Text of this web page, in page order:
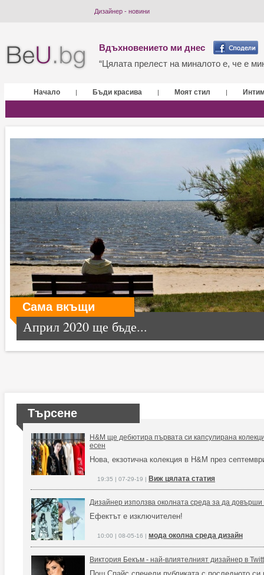
Дизайнер - новини
Вдъхновението ми днес
“Цялата прелест на миналото е, че е
Начало | Бъди красива | Моят стил |
Сама вкъщи
Април 2020 ще бъде...
Търсене
H&M ще дебютира първата си капсулирана
есен
Нова, екзотична колекция в H&M през
19:35 | 07-29-19 | Виж цялата статия
Дизайнер използва околната среда за да
Ефектът е изключителен!
10:00 | 08-05-16 | мода околна среда дизайн
Виктория Бекъм - най-влиятелният дизайнер в